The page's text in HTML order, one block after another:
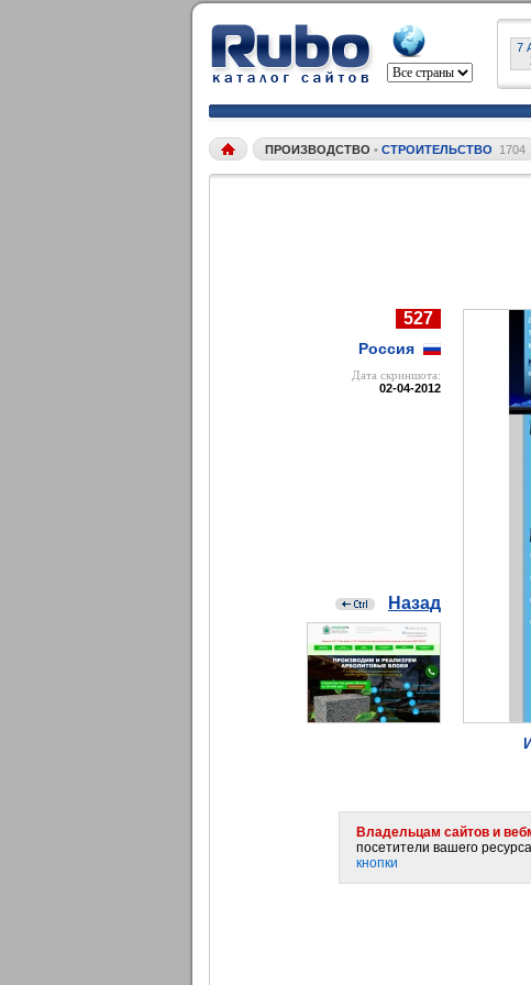
7
ПРОИЗВОДСТВО • СТРОИТЕЛЬСТВО 1704
527
Россия
Дата cкриншота:
02-04-2012
Назад
Владельцам сайтов и
посетители вашего
кнопки